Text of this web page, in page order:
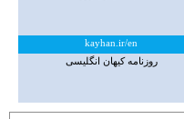
kayhan.ir/en
روزنامه کیهان انگلیسی